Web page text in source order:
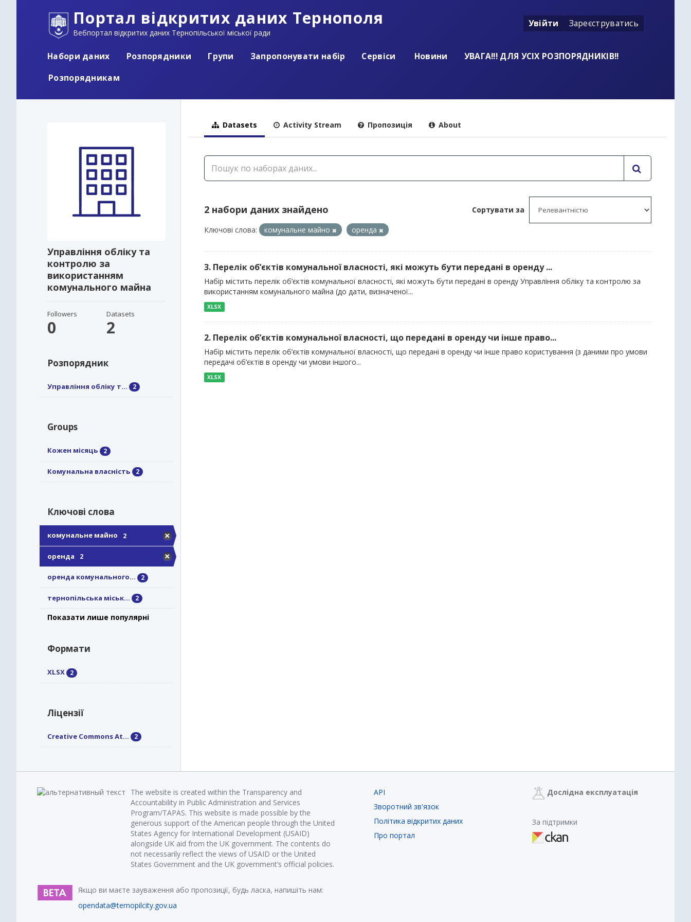
Портал відкритих даних Тернополя
Вебпортал відкритих даних Тернопільської міської ради
Увійти Зареєструватись
Набори даних Розпорядники Групи Запропонувати набір Сервіси Новини
УВАГА!!! ДЛЯ УСІХ РОЗПОРЯДНИКІВ!!
Розпорядникам
Управління обліку та
контролю за
використанням
комунального майна
Followers
0
Datasets
2
Розпорядник
Управління обліку т... 2
Groups
Кожен місяць 2
Комунальна власність 2
Ключові слова
комунальне майно 2
оренда 2
оренда комунального... 2
тернопільська міськ... 2
Показати лише популярні
Формати
XLSX 2
Ліцензії
Creative Commons At... 2
Datasets Activity Stream Пропозиція About
Сортувати за
2 набори даних знайдено
Ключові слова: комунальне майно оренда
3. Перелік об’єктів комунальної власності, які можуть бути передані в оренду ...
Набір містить перелік об’єктів комунальної власності, які можуть бути передані в оренду Управління обліку та контролю за
використанням комунального майна (до дати, визначеної...
XLSX
2. Перелік об’єктів комунальної власності, що передані в оренду чи інше право...
Набір містить перелік об’єктів комунальної власності, що передані в оренду чи інше право користування (з даними про умови
передачі об’єктів в оренду чи умови іншого...
XLSX
The website is created within the Transparency and
Accountability in Public Administration and Services
Program/TAPAS. This website is made possible by the
generous support of the American people through the United
States Agency for International Development (USAID)
alongside UK aid from the UK government. The contents do
not necessarily reflect the views of USAID or the United
States Government and the UK government’s official policies.
Якщо ви маєте зауваження або пропозиції, будь ласка, напишіть нам:
opendata@ternopilcity.gov.ua
API
Зворотний зв'язок
Політика відкритих даних
Про портал
Дослідна експлуатація
За підтримки